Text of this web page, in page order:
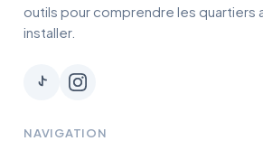
outils pour comprendre les quartiers
installer.
NAVIGATION